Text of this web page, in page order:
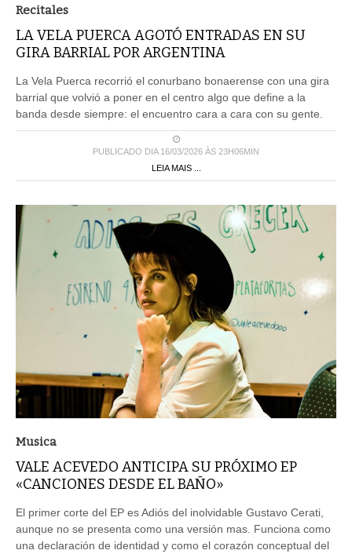
Recitales
LA VELA PUERCA AGOTÓ ENTRADAS EN SU
GIRA BARRIAL POR ARGENTINA
La Vela Puerca recorrió el conurbano bonaerense con una gira
barrial que volvió a poner en el centro algo que define a la
banda desde siempre: el encuentro cara a cara con su gente.
PUBLICADO DIA 16/03/2026 ÀS 23H06MIN
LEIA MAIS ...
Musica
VALE ACEVEDO ANTICIPA SU PRÓXIMO EP
«CANCIONES DESDE EL BAÑO»
El primer corte del EP es Adiós del inolvidable Gustavo Cerati,
aunque no se presenta como una versión mas. Funciona como
una declaración de identidad y como el corazón conceptual del